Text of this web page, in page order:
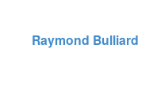
Raymond Bulliard